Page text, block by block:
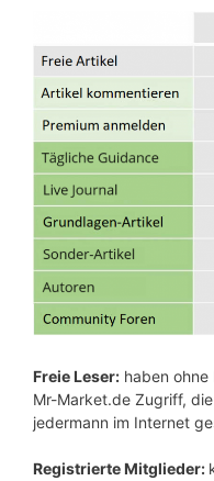
Freie Leser: haben ohne
Mr-Market.de Zugriff,
jedermann im Internet
Registrierte Mitglieder: